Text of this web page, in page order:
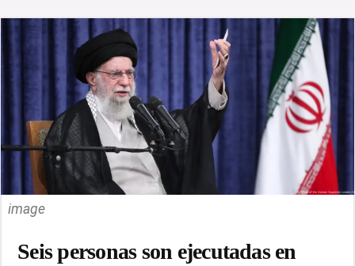
image
Seis personas son ejecutadas en